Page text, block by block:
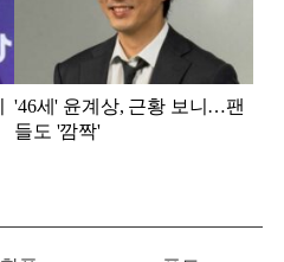
'46세' 윤계상, 근황 보니…팬
들도 '깜짝'